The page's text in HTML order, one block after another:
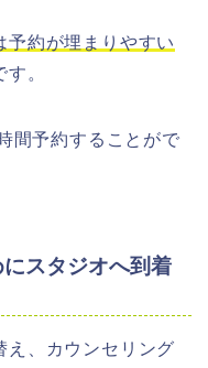
予約が埋まりやすい
す。
間予約することがで
スタジオへ到着
え、カウンセリング